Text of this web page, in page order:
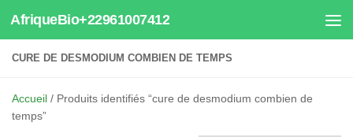
Au dessous du contenu
AfriqueBio+22961007412
CURE DE DESMODIUM COMBIEN DE TEMPS
Accueil / Produits identifiés “cure de desmodium combien de
temps”